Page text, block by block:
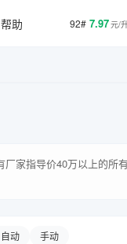
92# 7.97 元/升
帮助
家指导价40万以上的所
自动 手动